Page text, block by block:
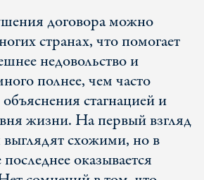
договора можно
странах, что помогает
недовольство и
полнее, чем часто
стагнацией и
жизни. На первый взгляд
выглядят схожими, но в
оказывается